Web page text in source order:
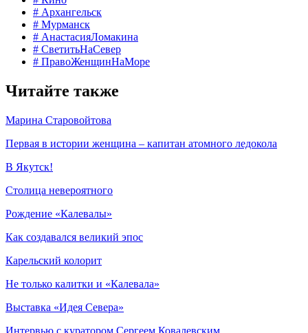
окончательные договоренности о размещении на платформе
«Смотрим». Проект достаточно свежий, премьера состоялась
в конце 2024 года и поэтому он еще только начинает
фестивальную история.
Обычно проект сначала фестивалит, а потом появляется в
открытом доступе. В рамках фестивалей Arctic Open и Original
+ Doc зрители увидели только две новеллы из фильма «Право
Проект «Светить на Север» еще на монтажном столе, сейчас
«Детей высоких широт» мы только начинаем снимать.
Тизер фильма «Право женщин на море»
– Что самое сложное в съемках подобных фильмов?